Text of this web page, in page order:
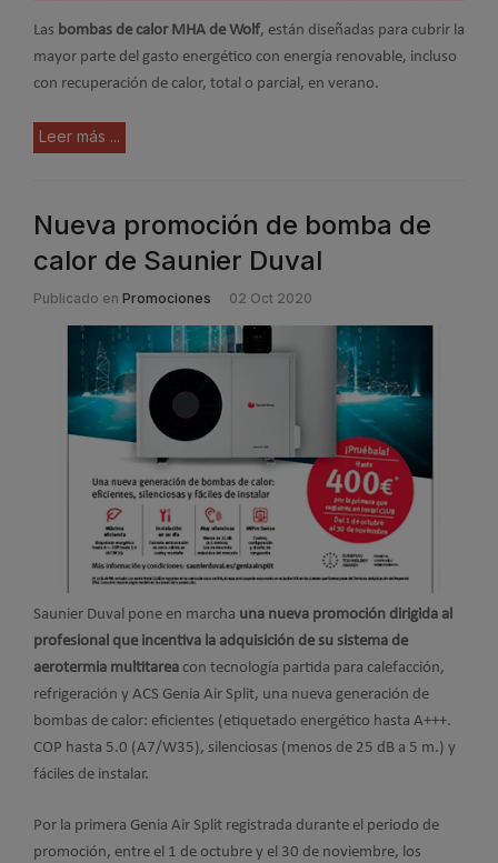
Las bombas de calor MHA de Wolf, están diseñadas para cubrir la
mayor parte del gasto energético con energía renovable, incluso
con recuperación de calor, total o parcial, en verano.
Leer más ...
Nueva promoción de bomba de
calor de Saunier Duval
Publicado en Promociones 02 Oct 2020
Saunier Duval pone en marcha una nueva promoción dirigida al
profesional que incentiva la adquisición de su sistema de
aerotermia multitarea con tecnología partida para calefacción,
refrigeración y ACS Genia Air Split, una nueva generación de
bombas de calor: eficientes (etiquetado energético hasta A+++.
COP hasta 5.0 (A7/W35), silenciosas (menos de 25 dB a 5 m.) y
fáciles de instalar.
Por la primera Genia Air Split registrada durante el periodo de
promoción, entre el 1 de octubre y el 30 de noviembre, los